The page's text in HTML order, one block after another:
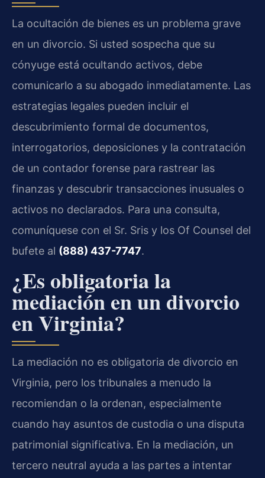
La ocultación de bienes es un problema grave
en un divorcio. Si usted sospecha que su
cónyuge está ocultando activos, debe
comunicarlo a su abogado inmediatamente. Las
estrategias legales pueden incluir el
descubrimiento formal de documentos,
interrogatorios, deposiciones y la contratación
de un contador forense para rastrear las
finanzas y descubrir transacciones inusuales o
activos no declarados. Para una consulta,
comuníquese con el Sr. Sris y los Of Counsel del
bufete al (888) 437-7747.
¿Es obligatoria la
mediación en un divorcio
en Virginia?
La mediación no es obligatoria de divorcio en
Virginia, pero los tribunales a menudo la
recomiendan o la ordenan, especialmente
cuando hay asuntos de custodia o una disputa
patrimonial significativa. En la mediación, un
tercero neutral ayuda a las partes a intentar